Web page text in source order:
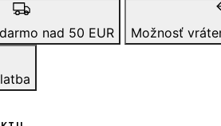
nad 50 EUR Možnosť